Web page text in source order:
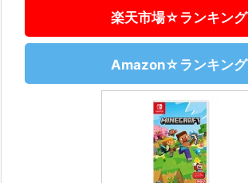
楽天市場☆ランキング
Amazon☆ランキング